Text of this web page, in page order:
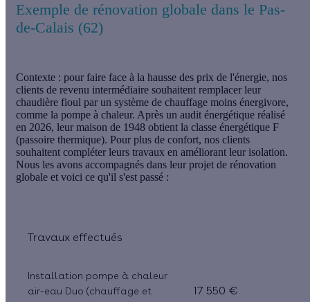
Exemple de rénovation globale dans le Pas-
de-Calais (62)
Contexte : pour faire face à la hausse des prix de l'énergie, nos
clients de revenu intermédiaire souhaitent remplacer leur
chaudière fioul par un système de chauffage moins énergivore,
comme la pompe à chaleur. Après un audit énergétique réalisé
en 2026, leur maison de 1948 obtient la classe énergétique F
(passoire thermique). Pour plus de confort, nos clients
souhaitent compléter leurs travaux en améliorant leur isolation.
Nous les avons accompagnés dans leur projet de rénovation
globale et voici ce qu'il s'est passé :
Travaux effectués
Installation pompe à chaleur
air-eau Duo (chauffage et
17 550 €